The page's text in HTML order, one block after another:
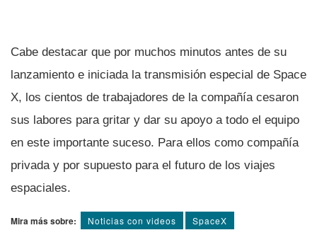
Cabe destacar que por muchos minutos antes de su
lanzamiento e iniciada la transmisión especial de Space
X, los cientos de trabajadores de la compañí­a cesaron
sus labores para gritar y dar su apoyo a todo el equipo
en este importante suceso. Para ellos como compañí­a
privada y por supuesto para el futuro de los viajes
espaciales.
Mira más sobre: Noticias con videos SpaceX